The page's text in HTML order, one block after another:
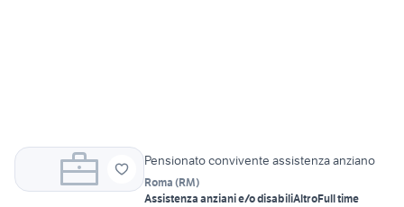
Pensionato convivente assistenza anziano
Roma (RM)
Assistenza anziani e/o disabiliAltroFull time